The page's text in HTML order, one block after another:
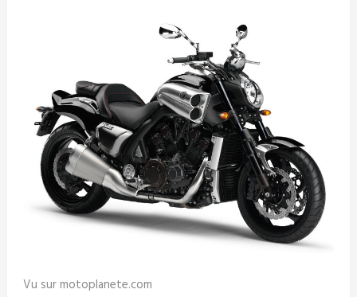
Vu sur motoplanete.com